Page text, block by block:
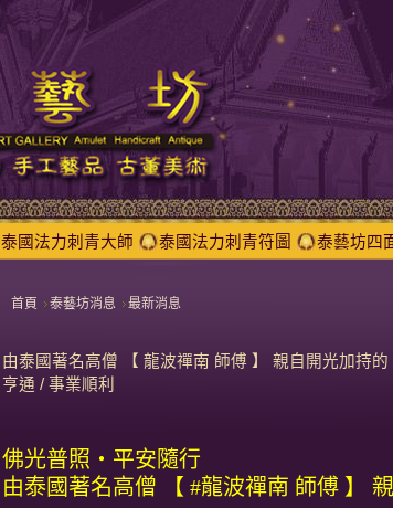
泰國法力刺青大師 泰國法力刺青符圖 泰藝坊四
首頁 泰藝坊消息 最新消息
由泰國著名高僧 【 龍波禪南 師傅 】 親自開光加持
亨通 / 事業順利
佛光普照・平安隨行
由泰國著名高僧 【 #龍波禪南 師傅 】